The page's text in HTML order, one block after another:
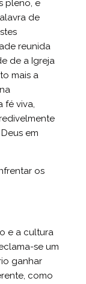
pleno, e
de
reunida
de a Igreja
mais a
fé viva,
em
os
e a cultura
se um
ganhar
como